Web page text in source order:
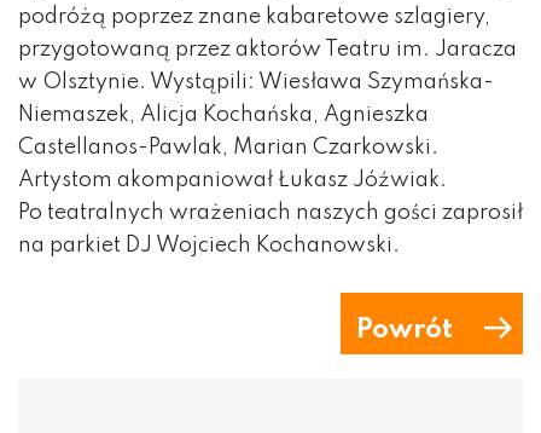
podróżą poprzez znane kabaretowe szlagiery,
przygotowaną przez aktorów Teatru im. Jaracza
w Olsztynie. Wystąpili: Wiesława Szymańska-
Niemaszek, Alicja Kochańska, Agnieszka
Castellanos-Pawlak, Marian Czarkowski.
Artystom akompaniował Łukasz Jóźwiak.
Po teatralnych wrażeniach naszych gości zaprosił
na parkiet DJ Wojciech Kochanowski.
Powrót